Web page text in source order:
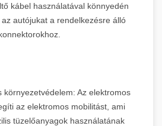
kábel használatával könnyedén
autójukat a rendelkezésre álló
környezetvédelem: Az elektromos
az elektromos mobilitást, ami
tüzelőanyagok használatának